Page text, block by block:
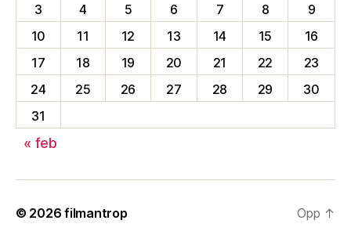
3
4 5 6 7 8
9
10
11 12 13 14 15
16
17
18 19 20 21 22
23
24
25 26 27 28 29
30
31
« feb
© 2026filmantrop Opp ↑